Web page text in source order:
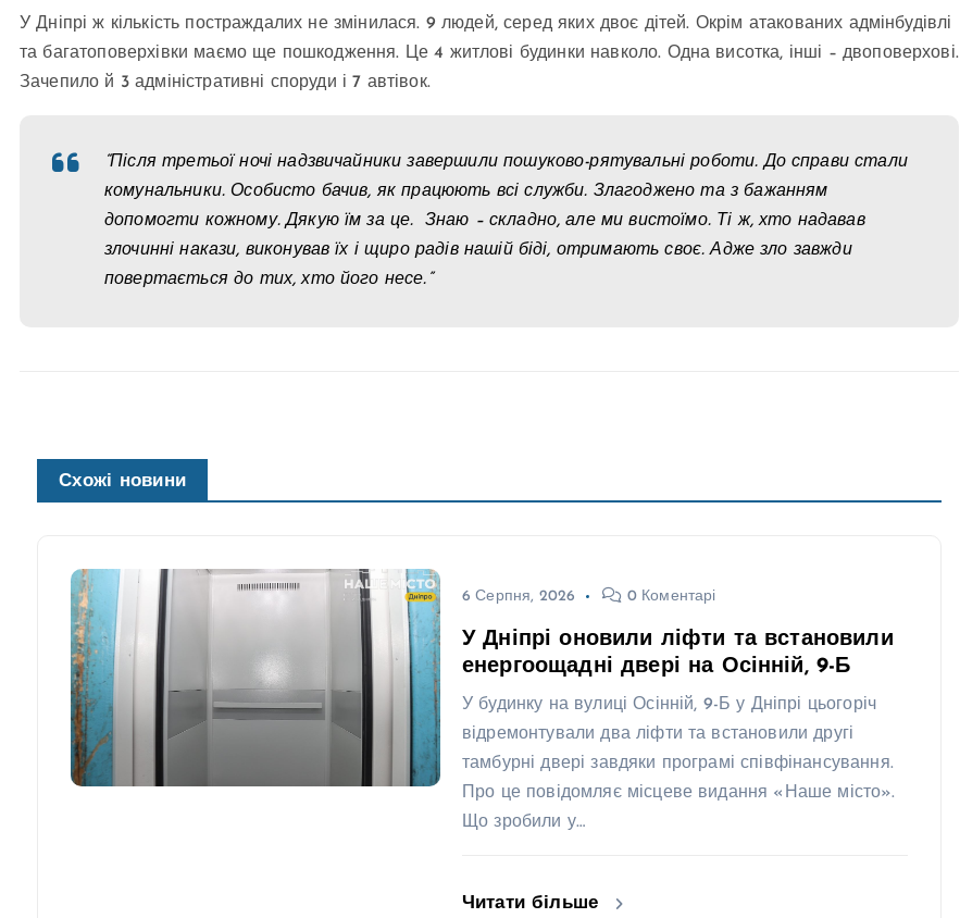
У Дніпрі ж кількість постраждалих не змінилася. 9 людей, серед яких двоє дітей. Окрім атакованих адмінбудівлі
та багатоповерхівки маємо ще пошкодження. Це 4 житлові будинки навколо. Одна висотка, інші – двоповерхові.
Зачепило й 3 адміністративні споруди і 7 автівок.
“Після третьої ночі надзвичайники завершили пошуково-рятувальні роботи. До справи стали
комунальники. Особисто бачив, як працюють всі служби. Злагоджено та з бажанням
допомогти кожному. Дякую їм за це. Знаю – складно, але ми вистоїмо. Ті ж, хто надавав
злочинні накази, виконував їх і щиро радів нашій біді, отримають своє. Адже зло завжди
повертається до тих, хто його несе.”
Схожі новини
6 Серпня, 2026 0 Коментарі
У Дніпрі оновили ліфти та встановили
енергоощадні двері на Осінній, 9-Б
У будинку на вулиці Осінній, 9-Б у Дніпрі цьогоріч
відремонтували два ліфти та встановили другі
тамбурні двері завдяки програмі співфінансування.
Про це повідомляє місцеве видання «Наше місто».
Що зробили у…
Читати більше